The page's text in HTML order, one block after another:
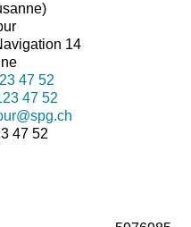
14
47 52
47 52
47 52